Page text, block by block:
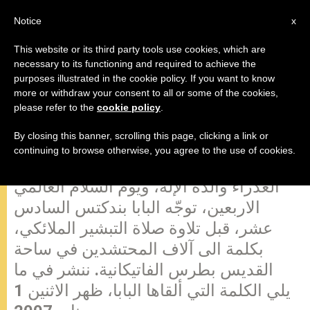
كلمة البابا قبيل صلاة التبشير الملائكي
الفاتيكان، 1 يناير 2007 (zenit.org). – بعد
العذراء والدة الإله، ويوم السلام العالمي
الاربعين، توجّه البابا بندكتس السادس
عشر، قبل تلاوة صلاة التبشير الملائكي،
بكلمة الى آلاف المحتشدين في ساحة
القديس بطرس الفاتيكانية. ننشر في ما
يلي الكلمة التي ألقاها البابا، ظهر الاثنين 1
x
Notice
This website or its third party tools use cookies, which are
necessary to its functioning and required to achieve the
purposes illustrated in the cookie policy. If you want to know
more or withdraw your consent to all or some of the cookies,
please refer to the cookie policy
By closing this banner, scrolling this page, clicking a link or
continuing to browse otherwise, you agree to the use of cookies.